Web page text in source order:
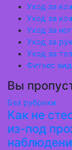
Уход за
Уход за
Уход за
Уход за
Уход за
Фитнес
Вы
Без рубрики
Как не
из-под